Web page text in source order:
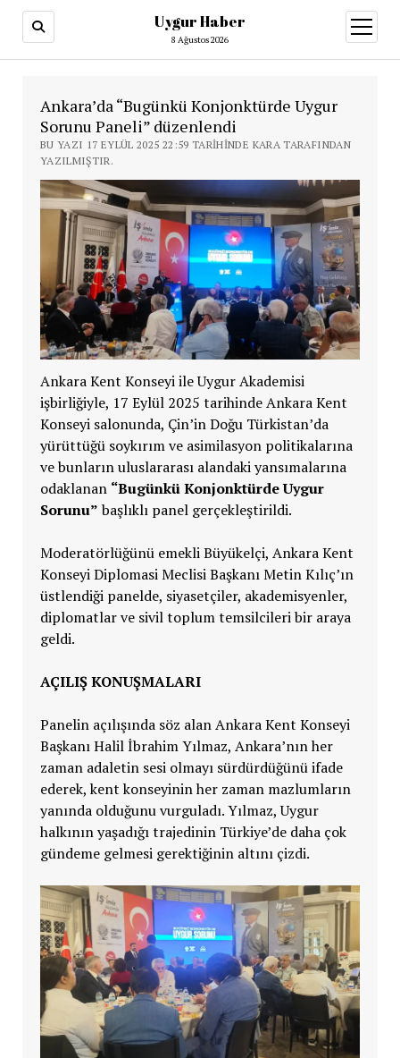
Uygur Haber
8 Ağustos 2026
aç
Ankara’da “Bugünkü Konjonktürde Uygur
Sorunu Paneli” düzenlendi
BU YAZI 17 EYLÜL 2025 22:59 TARIHINDE KARA TARAFINDAN
YAZILMIŞTIR.
Ankara Kent Konseyi ile Uygur Akademisi
işbirliğiyle, 17 Eylül 2025 tarihinde Ankara Kent
Konseyi salonunda, Çin’in Doğu Türkistan’da
yürüttüğü soykırım ve asimilasyon politikalarına
ve bunların uluslararası alandaki yansımalarına
odaklanan “Bugünkü Konjonktürde Uygur
Sorunu”başlıklı panel gerçekleştirildi.
Moderatörlüğünü emekli Büyükelçi, Ankara Kent
Konseyi Diplomasi Meclisi Başkanı Metin Kılıç’ın
üstlendiği panelde, siyasetçiler, akademisyenler,
diplomatlar ve sivil toplum temsilcileri bir araya
geldi.
AÇILIŞ KONUŞMALARI
Panelin açılışında söz alan Ankara Kent Konseyi
Başkanı Halil İbrahim Yılmaz, Ankara’nın her
zaman adaletin sesi olmayı sürdürdüğünü ifade
ederek, kent konseyinin her zaman mazlumların
yanında olduğunu vurguladı. Yılmaz, Uygur
halkının yaşadığı trajedinin Türkiye’de daha çok
gündeme gelmesi gerektiğinin altını çizdi.